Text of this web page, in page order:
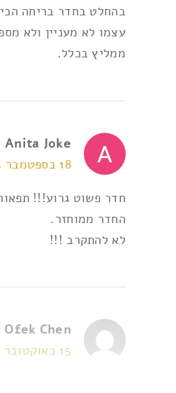
בהחלט בחדר בריחה הכי
עצמו לא מעניין ולא
ממליץ בכלל.
Anita Joke
18 בספטמבר 2025 בשעה 9:04
חדר פשוט גרוע!!!
החדר ממוחזר.
לא להתקרב !!!
Ofek Chen
15 באוקטובר 2022 בשעה 14:08